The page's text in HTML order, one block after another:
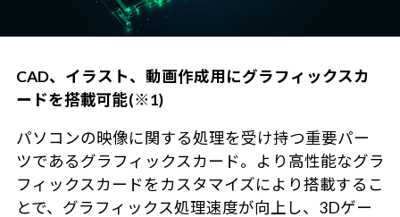
CAD、イラスト、動画作成用にグラフィックスカ
ードを搭載可能(※1)
パソコンの映像に関する処理を受け持つ重要パー
ツであるグラフィックスカード。より高性能なグラ
フィックスカードをカスタマイズにより搭載するこ
とで、グラフィックス処理速度が向上し、3Dゲー